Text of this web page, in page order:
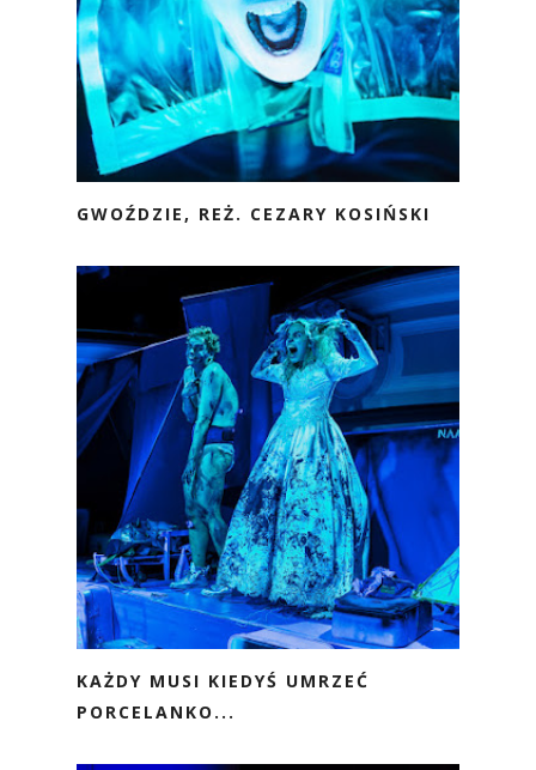
GWOŹDZIE, REŻ. CEZARY KOSIŃSKI
KAŻDY MUSI KIEDYŚ UMRZEĆ
PORCELANKO...